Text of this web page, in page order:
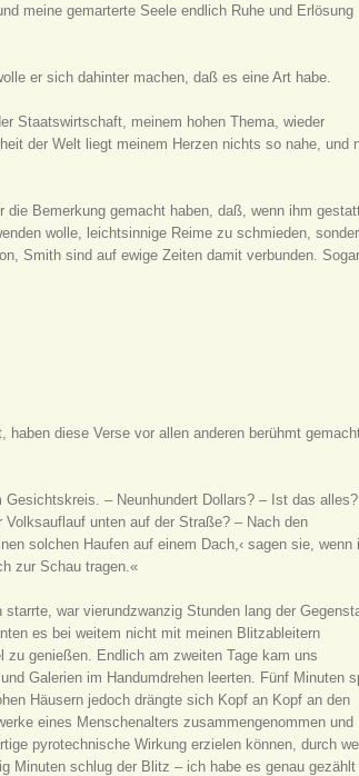
meine gemarterte Seele endlich Ruhe und Erlösung
er sich dahinter machen, daß es eine Art habe.
Staatswirtschaft, meinem hohen Thema, wieder
der Welt liegt meinem Herzen nichts so nahe, und
Bemerkung gemacht haben, daß, wenn ihm
wolle, leichtsinnige Reime zu schmieden,
Smith sind auf ewige Zeiten damit verbunden.
diese Verse vor allen anderen berühmt
– Neunhundert Dollars? – Ist das
unten auf der Straße? – Nach den
solchen Haufen auf einem Dach,‹ sagen sie, wenn
zur Schau tragen.«
war vierundzwanzig Stunden lang der
es bei weitem nicht mit meinen Blitzableitern
genießen. Endlich am zweiten Tage kam uns
Galerien im Handumdrehen leerten. Fünf Minuten
Häusern jedoch drängte sich Kopf an Kopf an den
eines Menschenalters zusammengenommen und
pyrotechnische Wirkung erzielen können, durch
Minuten schlug der Blitz – ich habe es genau gezählt